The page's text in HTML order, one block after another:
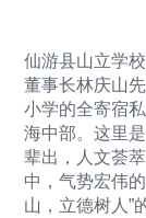
仙游县山立学
董事长林庆山
小学的全寄宿私立学校。 仙游枫亭
海中部。这里
辈出，人文荟
中，气势宏伟
山，立德树人”的办学赞歌。